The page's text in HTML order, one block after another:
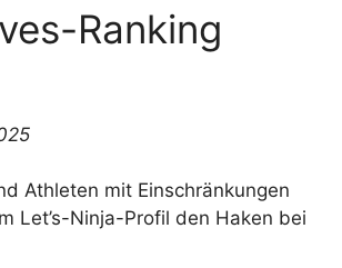
Ranking
Athleten mit Einschränkungen
Let’s-Ninja-Profil den Haken bei